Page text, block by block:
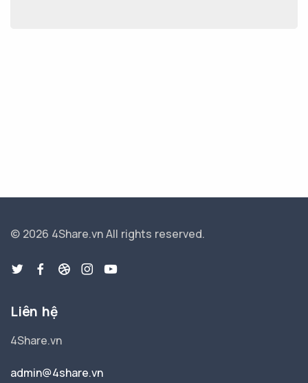
© 2026 4Share.vnAll rights reserved.
Liên hệ
4Share.vn
admin@4share.vn